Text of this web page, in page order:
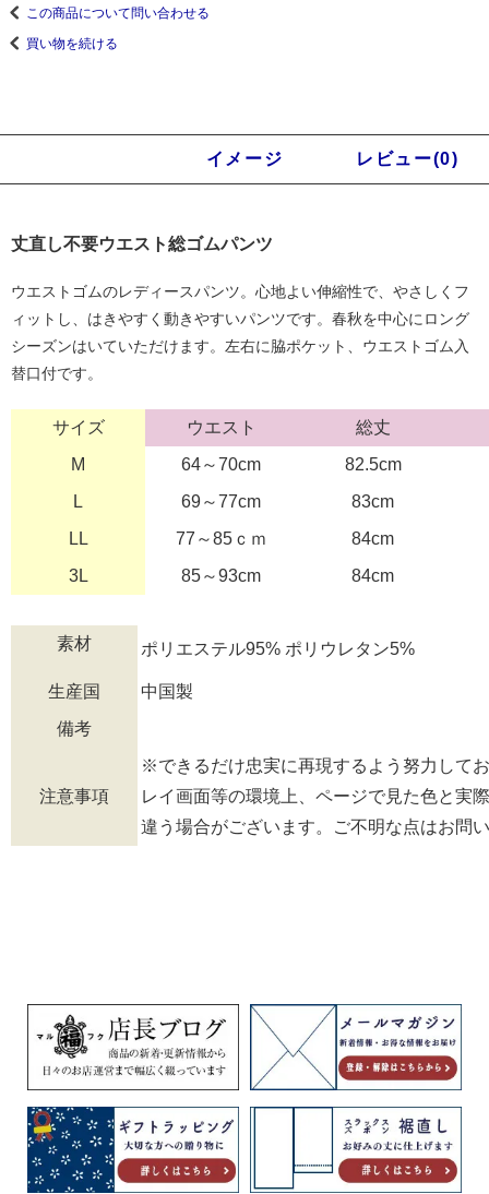
この商品について問い合わせる
買い物を続ける
イメージ レビュー(0)
丈直し不要ウエスト総ゴムパンツ
ウエストゴムのレディースパンツ。心地よい伸縮性で、やさしくフ
ィットし、はきやすく動きやすいパンツです。春秋を中心にロング
シーズンはいていただけます。左右に脇ポケット、ウエストゴム入
替口付です。
サイズ ウエスト
総丈
M
64～70cm
82.5cm
L
69～77cm
83cm
LL
77～85ｃｍ
84cm
3L
85～93cm 84cm
素材 ポリエステル95% ポリウレタン5%
生産国
中国製
備考
注意事項
※できるだけ忠実に再現するよう努力して
レイ画面等の環境上、ページで見た色と実
違う場合がございます。ご不明な点はお問